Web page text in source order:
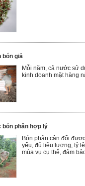
bón giả
Mỗi năm, cả nước sử
kinh doanh mặt hàng
bón phân hợp lý
Bón phân cân đối
yếu, đủ liều lượng, tỷ
mùa vụ cụ thể, đảm